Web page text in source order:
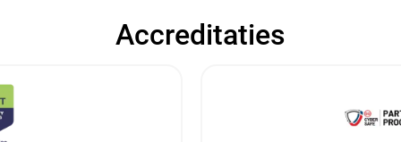
Accreditaties